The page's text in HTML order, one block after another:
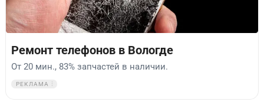
Ремонт телефонов в Вологде
От 20 мин., 83% запчастей в наличии.
РЕКЛАМА